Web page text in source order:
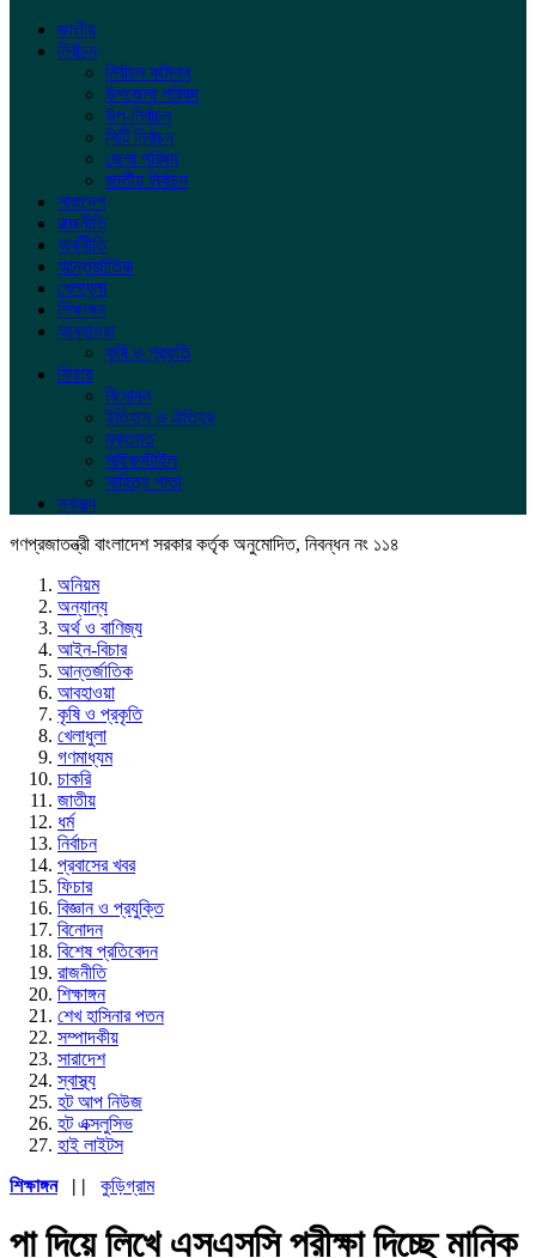
জাতীয়
নির্বাচন
নির্বাচন কমিশন
উপজেলা পরিষদ
উপ-নির্বাচন
সিটি নির্বাচন
জেলা পরিষদ
জাতীয় নির্বাচন
সারাদেশ
রাজনীতি
অর্থনীতি
আন্তর্জাতিক
খেলাধুলা
শিক্ষাঙ্গন
আবহাওয়া
কৃষি ও প্রকৃতি
ফিচার
বিনোদন
ইতিহাস ও ঐতিহ্য
মুক্তমত
লাইফস্টাইল
সাহিত্য পাতা
স্বাস্থ্য
গণপ্রজাতন্ত্রী বাংলাদেশ সরকার কর্তৃক অনুমোদিত, নিবন্ধন নং ১১৪
অনিয়ম
অন্যান্য
অর্থ ও বাণিজ্য
আইন-বিচার
আন্তর্জাতিক
আবহাওয়া
কৃষি ও প্রকৃতি
খেলাধুলা
গণমাধ্যম
চাকরি
জাতীয়
ধর্ম
নির্বাচন
প্রবাসের খবর
ফিচার
বিজ্ঞান ও প্রযুক্তি
বিনোদন
বিশেষ প্রতিবেদন
রাজনীতি
শিক্ষাঙ্গন
শেখ হাসিনার পতন
সম্পাদকীয়
সারাদেশ
স্বাস্থ্য
হট আপ নিউজ
হট এক্সলুসিভ
হাই লাইটস
শিক্ষাঙ্গন
| | কুড়িগ্রাম
পা দিয়ে লিখে এসএসসি পরীক্ষা দিচ্ছে মানিক